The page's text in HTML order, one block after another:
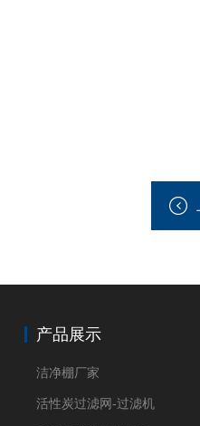
产品展示
洁净棚厂家
活性炭过滤网-过滤机